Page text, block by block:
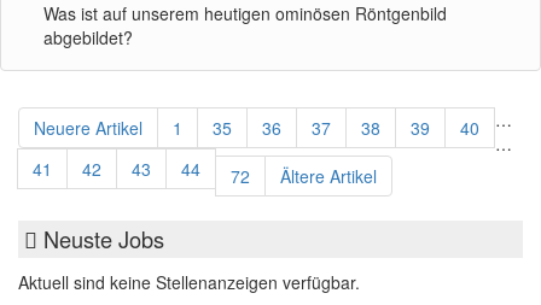
Was ist auf unserem heutigen ominösen Röntgenbild
abgebildet?
Neuere Artikel 1 …
35 36 37 38 39
40
41
42 43 44
…
72
Ältere Artikel
Neuste Jobs
Aktuell sind keine Stellenanzeigen verfügbar.